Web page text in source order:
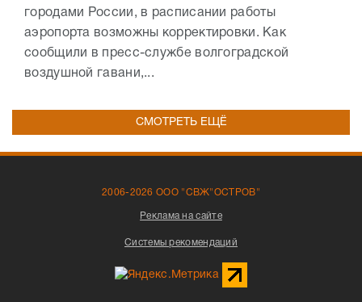
городами России, в расписании работы
аэропорта возможны корректировки. Как
сообщили в пресс-службе волгоградской
воздушной гавани,...
СМОТРЕТЬ ЕЩЁ
2006-2026 ООО "СВЖ"ОСТРОВ"
Реклама на сайте
Системы рекомендаций